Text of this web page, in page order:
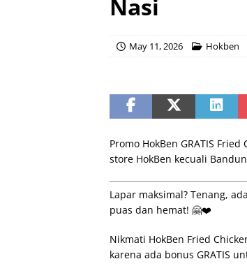
Nasi
May 11, 2026 Hokben
Promo HokBen GRATIS
store HokBen kecuali
Lapar maksimal? Tenang,
puas dan hemat! 🤗❤️
Nikmati HokBen Fried
karena ada bonus GRATIS